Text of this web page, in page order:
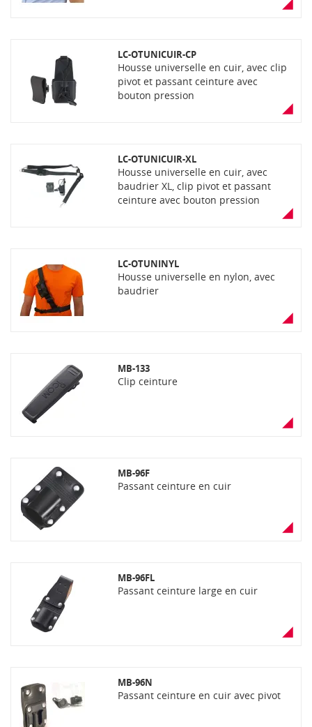
LC-OTUNICUIR-CP
Housse universelle en cuir, avec clip
pivot et passant ceinture avec
bouton pression
LC-OTUNICUIR-XL
Housse universelle en cuir, avec
baudrier XL, clip pivot et passant
ceinture avec bouton pression
LC-OTUNINYL
Housse universelle en nylon, avec
baudrier
MB-133
Clip ceinture
MB-96F
Passant ceinture en cuir
MB-96FL
Passant ceinture large en cuir
MB-96N
Passant ceinture en cuir avec pivot